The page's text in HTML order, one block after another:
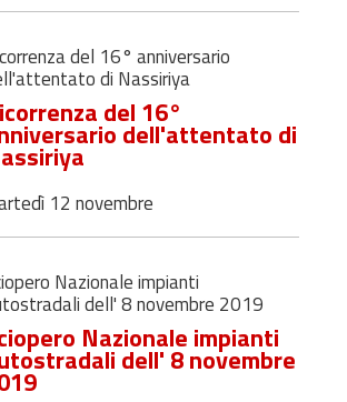
del 16° anniversario
di Nassiriya
del 16°
dell'attentato di
12 novembre
Nazionale impianti
dell' 8 novembre 2019
Nazionale impianti
dell' 8 novembre